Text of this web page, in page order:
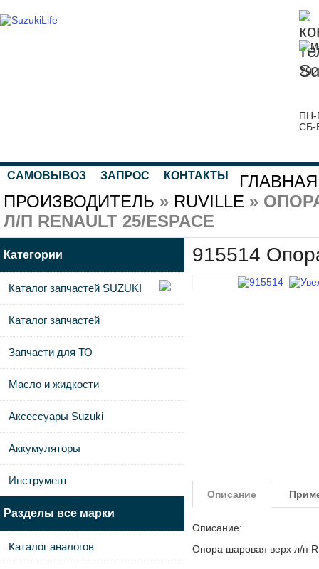
ПН-
СБ-
САМОВЫВОЗ ЗАПРОС КОНТАКТЫ ГЛАВНАЯ
ПРОИЗВОДИТЕЛЬ » RUVILLE »
Л/П RENAULT 25/ESPACE
915514
Описание
Описание:
Опора шаровая верх л/п
Категории
Каталог запчастей SUZUKI
Каталог запчастей
Запчасти для ТО
Масло и жидкости
Аксессуары Suzuki
Аккумуляторы
Инструмент
Разделы все марки
Каталог аналогов